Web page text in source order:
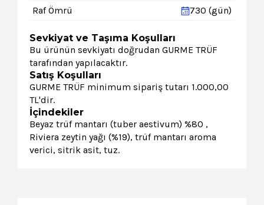
Raf Ömrü
730 (gün)
Sevkiyat ve Taşıma Koşulları
Bu ürünün sevkiyatı doğrudan GURME TRÜF
tarafından yapılacaktır.
Satış Koşulları
GURME TRÜF minimum sipariş tutarı 1.000,00
TL'dir.
İçindekiler
Beyaz trüf mantarı (tuber aestivum) %80 ,
Riviera zeytin yağı (%19), trüf mantarı aroma
verici, sitrik asit, tuz.